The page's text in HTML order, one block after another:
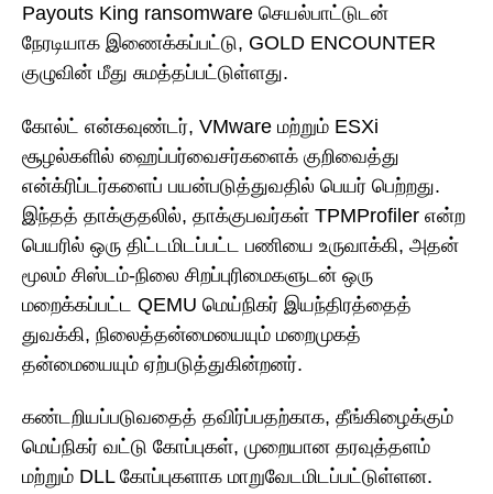
Payouts King ransomware செயல்பாட்டுடன்
நேரடியாக இணைக்கப்பட்டு, GOLD ENCOUNTER
குழுவின் மீது சுமத்தப்பட்டுள்ளது.
கோல்ட் என்கவுண்டர், VMware மற்றும் ESXi
சூழல்களில் ஹைப்பர்வைசர்களைக் குறிவைத்து
என்க்ரிப்டர்களைப் பயன்படுத்துவதில் பெயர் பெற்றது.
இந்தத் தாக்குதலில், தாக்குபவர்கள் TPMProfiler என்ற
பெயரில் ஒரு திட்டமிடப்பட்ட பணியை உருவாக்கி, அதன்
மூலம் சிஸ்டம்-நிலை சிறப்புரிமைகளுடன் ஒரு
மறைக்கப்பட்ட QEMU மெய்நிகர் இயந்திரத்தைத்
துவக்கி, நிலைத்தன்மையையும் மறைமுகத்
தன்மையையும் ஏற்படுத்துகின்றனர்.
கண்டறியப்படுவதைத் தவிர்ப்பதற்காக, தீங்கிழைக்கும்
மெய்நிகர் வட்டு கோப்புகள், முறையான தரவுத்தளம்
மற்றும் DLL கோப்புகளாக மாறுவேடமிடப்பட்டுள்ளன.